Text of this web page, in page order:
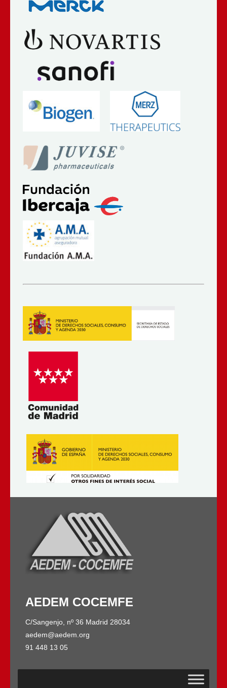
AEDEM COCEMFE
C/Sangenjo, nº 36 Madrid 28034
aedem@aedem.org
91 448 13 05